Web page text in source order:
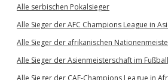
Alle serbischen Pokalsieger
Alle Sieger der AFC Champions League in
Alle Sieger der afrikanischen
Alle Sieger der Asienmeisterschaft im
Alle Sieger der CAF-Champions League in